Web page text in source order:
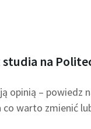
studia na
opinią – powiedz
co warto zmienić